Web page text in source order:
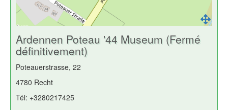
Ardennen Poteau '44 Museum (Fermé
définitivement)
Poteauerstrasse, 22
4780 Recht
Tél: +3280217425